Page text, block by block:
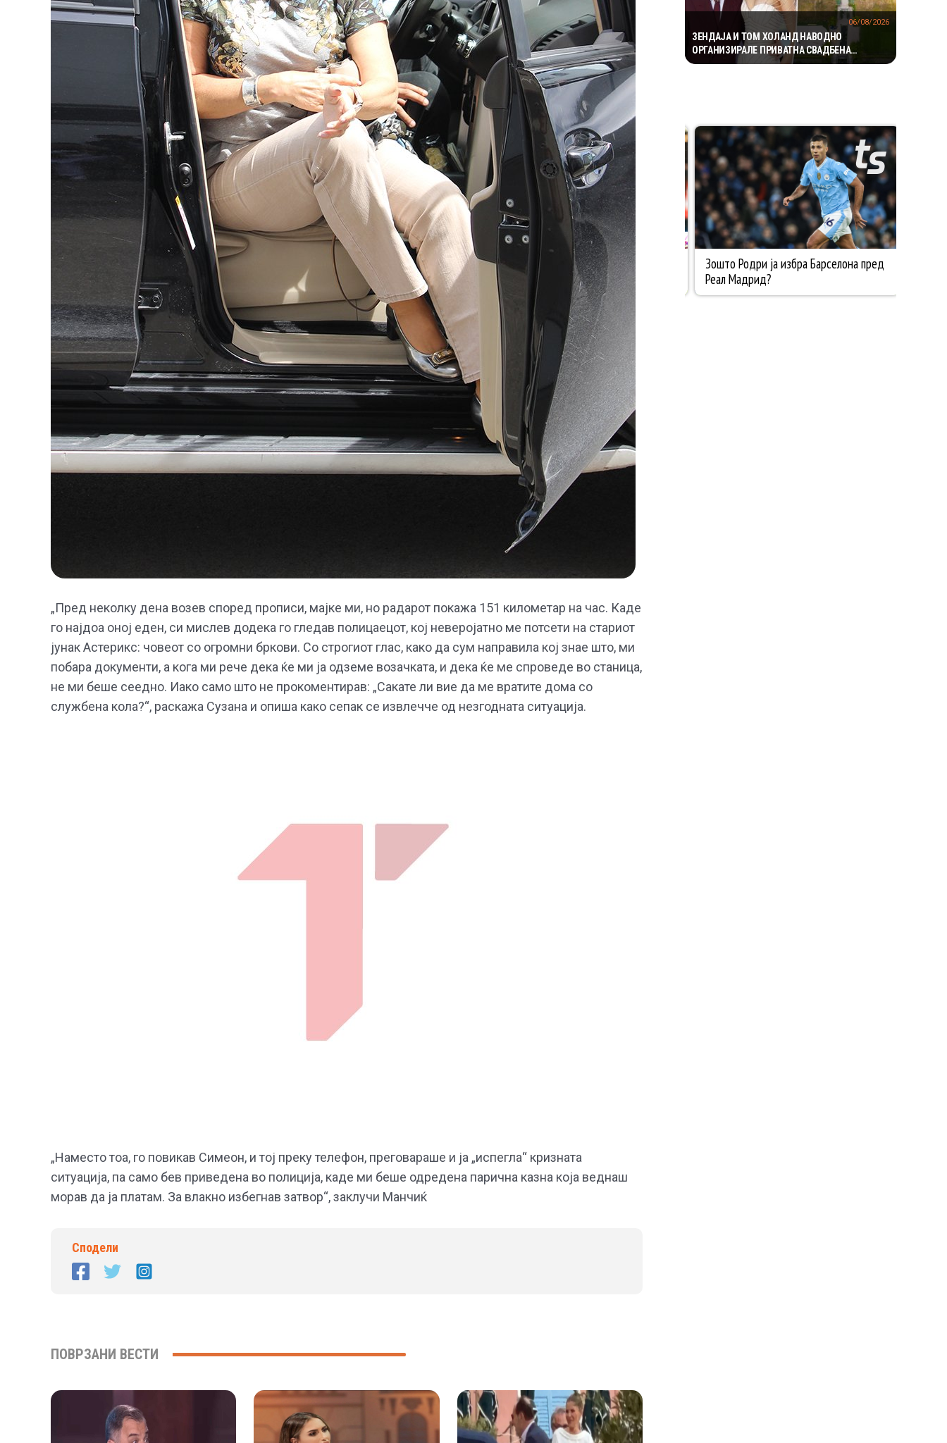
„Пред неколку дена возев според прописи, мајке ми, но радарот покажа 151 километар на час. Каде
го најдоа оној еден, си мислев додека го гледав полицаецот, кој неверојатно ме потсети на стариот
јунак Астерикс: човеот со огромни бркови. Со строгиот глас, како да сум направила кој знае што, ми
побара документи, а кога ми рече дека ќе ми ја одземе возачката, и дека ќе ме спроведе во станица,
не ми беше сеедно. Иако само што не прокоментирав: „Сакате ли вие да ме вратите дома со
службена кола?“, раскажа Сузана и опиша како сепак се извлечче од незгодната ситуација.
„Наместо тоа, го повикав Симеон, и тој преку телефон, преговараше и ја „испегла“ кризната
ситуација, па само бев приведена во полиција, каде ми беше одредена парична казна која веднаш
морав да ја платам. За влакно избегнав затвор“, заклучи Манчиќ
Сподели
ПОВРЗАНИ ВЕСТИ
ЗЕНДАЈА И ТОМ ХОЛАНД НАВОДНО
ОРГАНИЗИРАЛЕ ПРИВАТНА СВАДБЕНА
ПРОСЛАВА ВО АНГЛИЈА, ОТКАКО ТАЈНО СЕ
06/08/2026